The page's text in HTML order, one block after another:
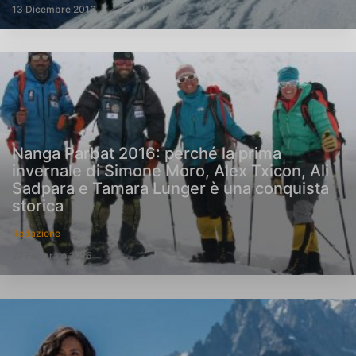
13 Dicembre 2016
Nanga Parbat 2016: perché la prima
invernale di Simone Moro, Alex Txicon, Ali
Sadpara e Tamara Lunger è una conquista
storica
Redazione
27 Febbraio 2016